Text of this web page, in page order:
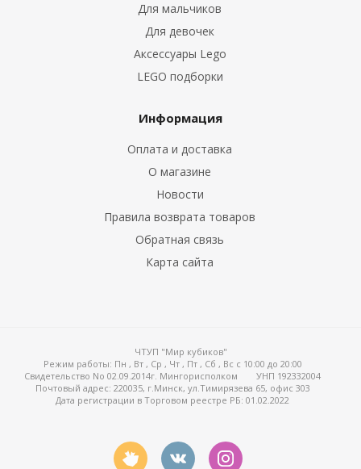
Для мальчиков
Для девочек
Аксессуары Lego
LEGO подборки
Информация
Оплата и доставка
О магазине
Новости
Правила возврата товаров
Обратная связь
Карта сайта
ЧТУП "Мир кубиков"
Режим работы: Пн , Вт , Ср , Чт , Пт , Сб , Вс c 10:00 до 20:00
Свидетельство No 02.09.2014г. Мингорисполком
УНП 192332004
Почтовый адрес: 220035, г.Минск, ул.Тимирязева 65, офис 303
Дата регистрации в Торговом реестре РБ: 01.02.2022